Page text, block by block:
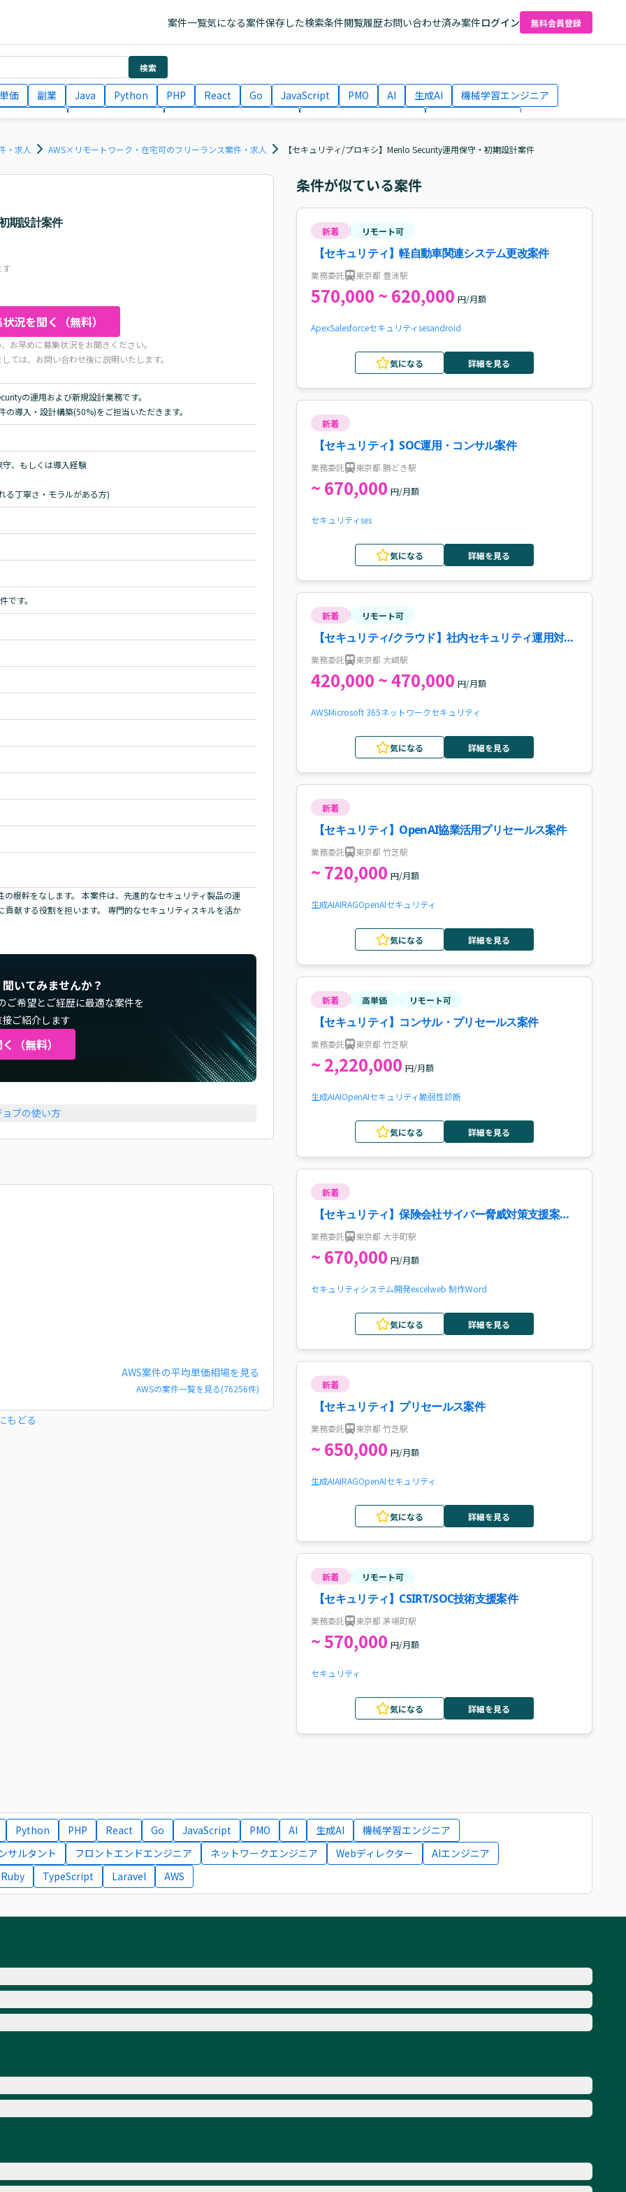
案件一覧気になる案件保存した検索条件閲覧履歴お問い合わせ済み案件ログイン 無料会員登録
検索
価 副業 Java Python PHP React Go JavaScript PMO AI 生成AI
機械学習エンジニア
月収100万円 業務委託
・求人 AWS×リモートワーク・在宅可のフリーランス案件・求人 【セキュリティ/プロキシ】Menlo Security運用保守・初期設計案件
期設計案件
す
況を聞く（無料）
お早めに募集状況をお聞きください。
ては、お問い合わせ後に説明いたします。
の運用および新規設計業務です。
導入・設計構築(50%)をご担当いただきます。
、もしくは導入経験
る丁寧さ・モラルがある方)
です。
根幹をなします。 本案件は、先進的なセキュリティ製品の運
献する役割を担います。 専門的なセキュリティスキルを活か
いてみませんか？
ご希望とご経歴に最適な案件を
ご紹介します
（無料）
ブの使い方
AWS案件の平均単価相場を見る
AWSの案件一覧を見る(76256件)
もどる
条件が似ている案件
新着 リモート可
【セキュリティ】軽自動車関連システム更改案件
業務委託 東京都 豊洲駅
570,000 ~ 620,000 円/月額
ApexSalesforceセキュリティsesandroid
気になる 詳細を見る
新着
【セキュリティ】SOC運用・コンサル案件
業務委託 東京都 勝どき駅
~ 670,000 円/月額
セキュリティses
気になる 詳細を見る
新着 リモート可
【セキュリティ/クラウド】社内セキュリティ運用対応
案件・求人
業務委託 東京都 大崎駅
420,000 ~ 470,000 円/月額
AWSMicrosoft 365ネットワークセキュリティ
気になる 詳細を見る
新着
【セキュリティ】OpenAI協業活用プリセールス案件
業務委託 東京都 竹芝駅
~ 720,000 円/月額
生成AIAIRAGOpenAIセキュリティ
気になる 詳細を見る
新着 高単価 リモート可
【セキュリティ】コンサル・プリセールス案件
業務委託 東京都 竹芝駅
~ 2,220,000 円/月額
生成AIAIOpenAIセキュリティ脆弱性診断
気になる 詳細を見る
新着
【セキュリティ】保険会社サイバー脅威対策支援案
件・求人
業務委託 東京都 大手町駅
~ 670,000 円/月額
セキュリティシステム開発excelweb 制作Word
気になる 詳細を見る
新着
【セキュリティ】プリセールス案件
業務委託 東京都 竹芝駅
~ 650,000 円/月額
生成AIAIRAGOpenAIセキュリティ
気になる 詳細を見る
新着 リモート可
【セキュリティ】CSIRT/SOC技術支援案件
業務委託 東京都 茅場町駅
~ 570,000 円/月額
セキュリティ
気になる 詳細を見る
Python PHP React Go JavaScript PMO AI 生成AI
機械学習エンジニア
サルタント
フロントエンドエンジニア ネットワークエンジニア Webディレクター
AIエンジニア
Ruby
TypeScript Laravel AWS